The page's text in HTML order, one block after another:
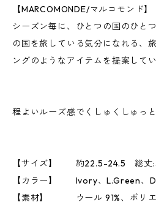
【MARCOMONDE/マルコモンド】
シーズン毎に、ひとつの国のひと
の国を旅している気分になれる、
ングのようなアイテムを提案してい
程よいルーズ感でくしゅくしゅっ
【サイズ】 約22.5-24.5 総
【カラー】 Ivory、L.Green、
【素材】 ウール 91%、ポリエ